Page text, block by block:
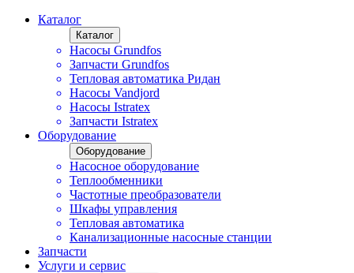
Каталог
Каталог
Насосы Grundfos
Запчасти Grundfos
Тепловая автоматика Ридан
Насосы Vandjord
Насосы Istratex
Запчасти Istratex
Оборудование
Оборудование
Насосное оборудование
Теплообменники
Частотные преобразователи
Шкафы управления
Тепловая автоматика
Канализационные насосные станции
Запчасти
Услуги и сервис